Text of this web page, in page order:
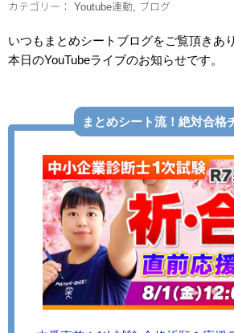
カテゴリー： Youtube連動, ブログ
いつもまとめシートブログをご覧頂きあ
本日のYouTubeライブのお知らせです。
まとめシート流！絶対合格